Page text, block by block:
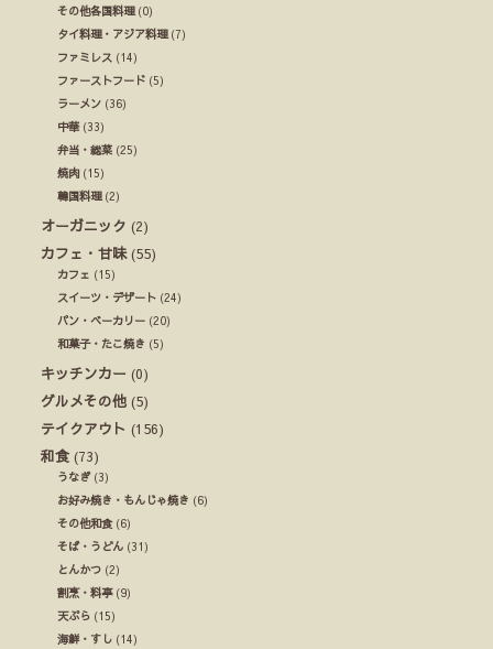
その他各国料理(0)
タイ料理・アジア料理(7)
ファミレス (14)
ファーストフード (5)
ラーメン (36)
中華(33)
弁当・総菜 (25)
焼肉 (15)
韓国料理(2)
オーガニック (2)
カフェ・甘味(55)
カフェ (15)
スイーツ・デザート (24)
パン・ベーカリー (20)
和菓子・たこ焼き (5)
キッチンカー (0)
グルメその他 (5)
テイクアウト (156)
和食 (73)
うなぎ(3)
お好み焼き・もんじゃ焼き (6)
その他和食(6)
そば・うどん (31)
とんかつ (2)
割烹・料亭(9)
天ぷら (15)
海鮮・すし (14)